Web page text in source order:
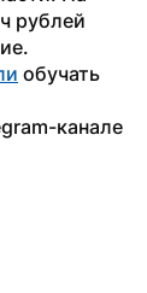
рублей
обучать
канале